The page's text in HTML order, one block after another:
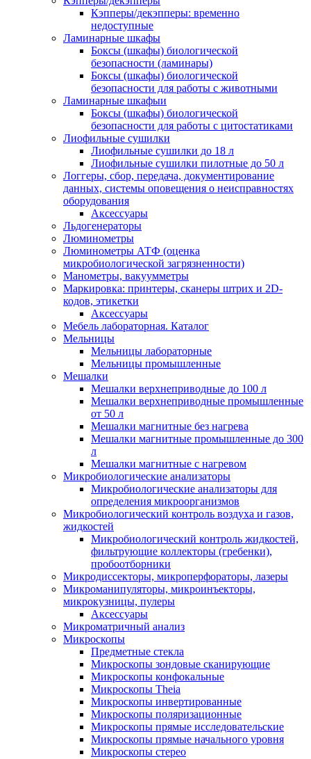
Кэпперы/декэпперы: временно
недоступные
Ламинарные шкафы
Боксы (шкафы) биологической
безопасности (ламинары)
Боксы (шкафы) биологической
безопасности для работы с животными
Ламинарные шкафыи
Боксы (шкафы) биологической
безопасности для работы с цитостатиками
Лиофильные сушилки
Лиофильные сушилки до 18 л
Лиофильные сушилки пилотные до 50 л
Логгеры, сбор, передача, документирование
данных, системы оповещения о неисправностях
оборудования
Аксессуары
Льдогенераторы
Люминометры
Люминометры АТФ (оценка
микробиологической загрязненности)
Манометры, вакуумметры
Маркировка: принтеры, сканеры штрих и 2D-
кодов, этикетки
Аксессуары
Мебель лабораторная. Каталог
Мельницы
Мельницы лабораторные
Мельницы промышленные
Мешалки
Мешалки верхнеприводные до 100 л
Мешалки верхнеприводные промышленные
от 50 л
Мешалки магнитные без нагрева
Мешалки магнитные промышленные до 300
л
Мешалки магнитные с нагревом
Микробиологические анализаторы
Микробиологические анализаторы для
определения микроорганизмов
Микробиологический контроль воздуха и газов,
жидкостей
Микробиологический контроль жидкостей,
фильтрующие коллекторы (гребенки),
пробоотборники
Микродиссекторы, микроперфораторы, лазеры
Микроманипуляторы, микроинъекторы,
микрокузницы, пулеры
Аксессуары
Микроматричный анализ
Микроскопы
Предметные стекла
Микроскопы зондовые сканирующие
Микроскопы конфокальные
Микроскопы Theia
Микроскопы инвертированные
Микроскопы поляризационные
Микроскопы прямые исследовательские
Микроскопы прямые начального уровня
Микроскопы стерео